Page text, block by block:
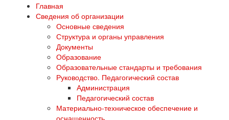
Главная
Сведения об организации
Основные сведения
Структура и органы управления
Документы
Образование
Образовательные стандарты и требования
Руководство. Педагогический состав
Администрация
Педагогический состав
Материально-техническое обеспечение и
оснащенность